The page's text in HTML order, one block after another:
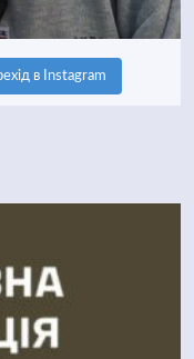
в Instagram